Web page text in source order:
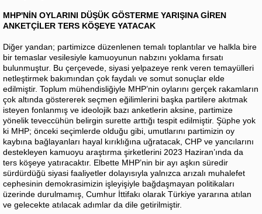
MHP'NİN OYLARINI DÜŞÜK GÖSTERME YARIŞINA GİREN
ANKETÇİLER TERS KÖŞEYE YATACAK
Diğer yandan; partimizce düzenlenen temalı toplantılar ve halkla bire
bir temaslar vesilesiyle kamuoyunun nabzını yoklama fırsatı
bulunmuştur. Bu çerçevede, siyasi yelpazeye renk veren temayülleri
netleştirmek bakımından çok faydalı ve somut sonuçlar elde
edilmiştir. Toplum mühendisliğiyle MHP’nin oylarını gerçek rakamların
çok altında göstererek seçmen eğilimlerini başka partilere akıtmak
isteyen fonlanmış ve ideolojik bazı anketlerin aksine, partimize
yönelik teveccühün belirgin surette arttığı tespit edilmiştir. Şüphe yok
ki MHP; önceki seçimlerde olduğu gibi, umutlarını partimizin oy
kaybına bağlayanları hayal kırıklığına uğratacak, CHP ve yancılarını
destekleyen kamuoyu araştırma şirketlerini 2023 Haziran’ında da
ters köşeye yatıracaktır. Elbette MHP’nin bir ayı aşkın süredir
sürdürdüğü siyasi faaliyetler dolayısıyla yalnızca arızalı muhalefet
cephesinin demokrasimizin işleyişiyle bağdaşmayan politikaları
üzerinde durulmamış, Cumhur İttifakı olarak Türkiye yararına atılan
ve gelecekte atılacak adımlar da dile getirilmiştir.